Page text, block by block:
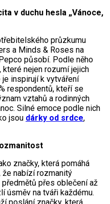
v duchu hesla „Vánoce,
průzkumu
a Minds & Roses na
působí. Podle něho
nejen rozumí jejich
inspirují k vytváření
respondentů, kteří se
vztahů a rodinných
Silné emoce podle nich
jsou dárky od srdce,
značky, která pomáhá
nabízí rozmanitý
přes oblečení až
úsměv na tváři každému.